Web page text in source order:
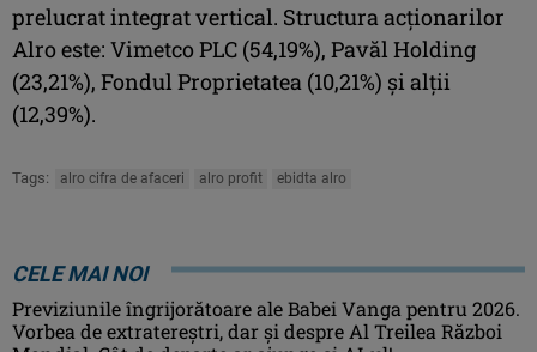
prelucrat integrat vertical. Structura acţionarilor
Alro este: Vimetco PLC (54,19%), Pavăl Holding
(23,21%), Fondul Proprietatea (10,21%) şi alţii
(12,39%).
Tags: alro cifra de afaceri alro profit ebidta alro
CELE MAI NOI
Previziunile îngrijorătoare ale Babei Vanga pentru 2026.
Vorbea de extratereștri, dar și despre Al Treilea Război